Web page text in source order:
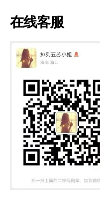
在线客服